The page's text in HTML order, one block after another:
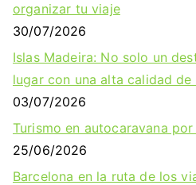
organizar tu viaje
30/07/2026
Islas Madeira: No solo un
lugar con una alta calidad de
03/07/2026
Turismo en autocaravana por
25/06/2026
Barcelona en la ruta de los